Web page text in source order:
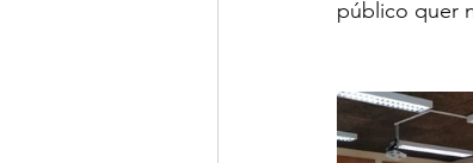
público quer